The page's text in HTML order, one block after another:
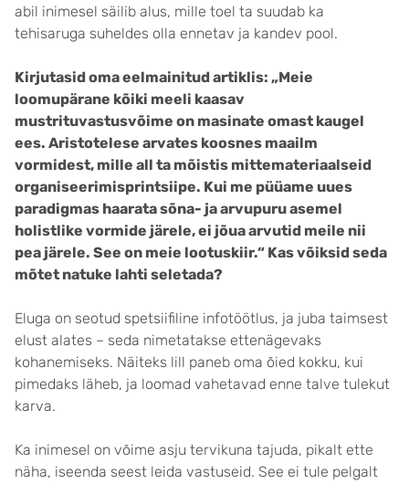
abil inimesel säilib alus, mille toel ta suudab ka
tehisaruga suheldes olla ennetav ja kandev pool.
Kirjutasid oma eelmainitud artiklis: „Meie
loomupärane kõiki meeli kaasav
mustrituvastusvõime on masinate omast kaugel
ees. Aristotelese arvates koosnes maailm
vormidest, mille all ta mõistis mittemateriaalseid
organiseerimisprintsiipe. Kui me püüame uues
paradigmas haarata sõna- ja arvupuru asemel
holistlike vormide järele, ei jõua arvutid meile nii
pea järele. See on meie lootuskiir.“ Kas võiksid seda
mõtet natuke lahti seletada?
Eluga on seotud spetsiifiline infotöötlus, ja juba taimsest
elust alates – seda nimetatakse ettenägevaks
kohanemiseks. Näiteks lill paneb oma õied kokku, kui
pimedaks läheb, ja loomad vahetavad enne talve tulekut
karva.
Ka inimesel on võime asju tervikuna tajuda, pikalt ette
näha, iseenda seest leida vastuseid. See ei tule pelgalt